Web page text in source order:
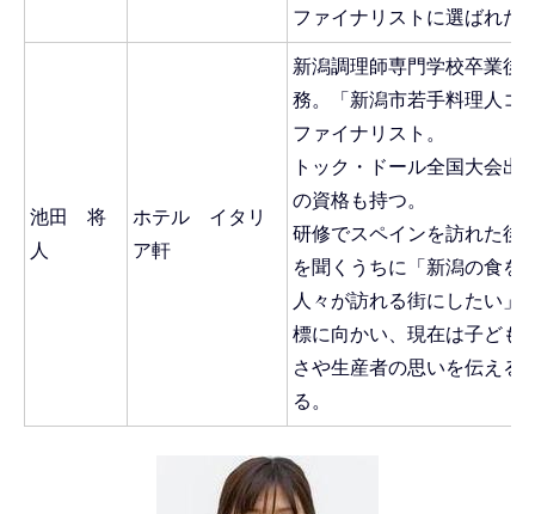
ファイナリストに選ばれた
池田 将
人
ホテル イタリ
ア軒
新潟調理師専門学校卒業後
務。「新潟市若手料理人コ
ファイナリスト。
トック・ドール全国大会出
の資格も持つ。
研修でスペインを訪れた後
を聞くうちに「新潟の食を
人々が訪れる街にしたい」
標に向かい、現在は子ども
さや生産者の思いを伝える
る。